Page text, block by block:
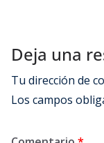
Deja una
Tu dirección de
Los campos